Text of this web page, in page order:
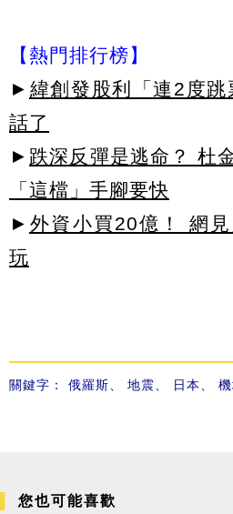
【熱門排行榜】
► 緯創發股利「連2度
話了
► 跌深反彈是逃命？ 杜
「這檔」手腳要快
► 外資小買20億！ 網
玩
關鍵字： 俄羅斯、 地震、 日本、
您也可能喜歡